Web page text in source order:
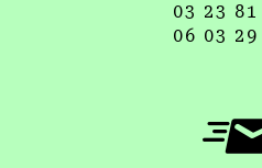
03 23
06 03